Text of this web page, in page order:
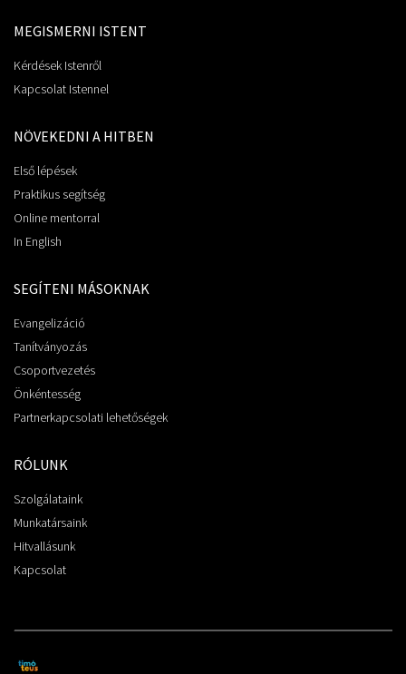
MEGISMERNI ISTENT
Kérdések Istenről
Kapcsolat Istennel
NÖVEKEDNI A HITBEN
Első lépések
Praktikus segítség
Online mentorral
In English
SEGÍTENI MÁSOKNAK
Evangelizáció
Tanítványozás
Csoportvezetés
Önkéntesség
Partnerkapcsolati lehetőségek
RÓLUNK
Szolgálataink
Munkatársaink
Hitvallásunk
Kapcsolat